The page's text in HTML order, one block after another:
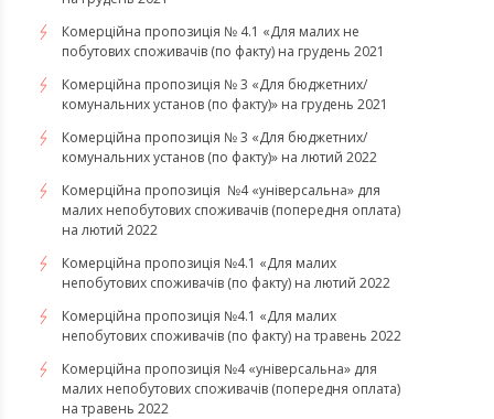
Комерційна пропозиція № 4.1 «Для малих не
побутових споживачів (по факту) на грудень 2021
Комерційна пропозиція № 3 «Для бюджетних/
комунальних установ (по факту)» на грудень 2021
​​​​​​Комерційна пропозиція № 3 «Для бюджетних/
комунальних установ (по факту)» на лютий 2022
Комерційна пропозиція №4 «універсальна» для
малих непобутових споживачів (попередня оплата)
на лютий 2022
​​​​​​​Комерційна пропозиція №4.1 «Для малих
непобутових споживачів (по факту) на лютий 2022
Комерційна пропозиція №4.1 «Для малих
непобутових споживачів (по факту) на травень 2022
Комерційна пропозиція №4 «універсальна» для
малих непобутових споживачів (попередня оплата)
на травень 2022